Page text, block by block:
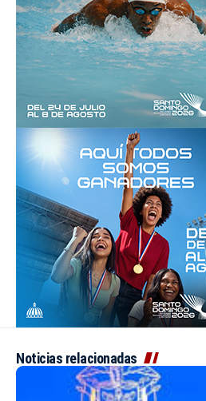
Noticias relacionadas